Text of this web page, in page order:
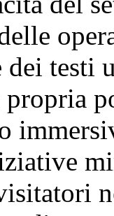
dei
propria